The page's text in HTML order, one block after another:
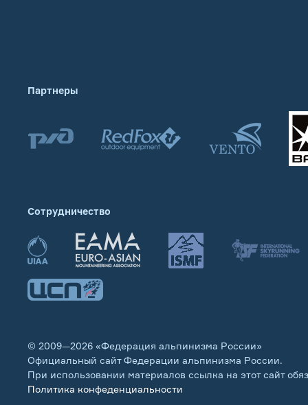
Партнеры
Сотрудничество
© 2009—2026 «Федерация альпинизма России»
Официальный сайт Федерации альпинизма России.
При использовании материалов ссылка на этот сайт
Политика конфеденциальности